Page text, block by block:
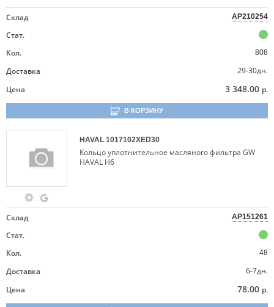
Склад AP210254
Стат.
Кол.
808
Доставка
29-30дн.
Цена
3 348.00 р.
В КОРЗИНУ
HAVAL 1017102XED30
Кольцо уплотнительное масляного фильтра GW
HAVAL H6
Склад AP151261
Стат.
Кол.
48
Доставка
6-7дн.
Цена
78.00 р.